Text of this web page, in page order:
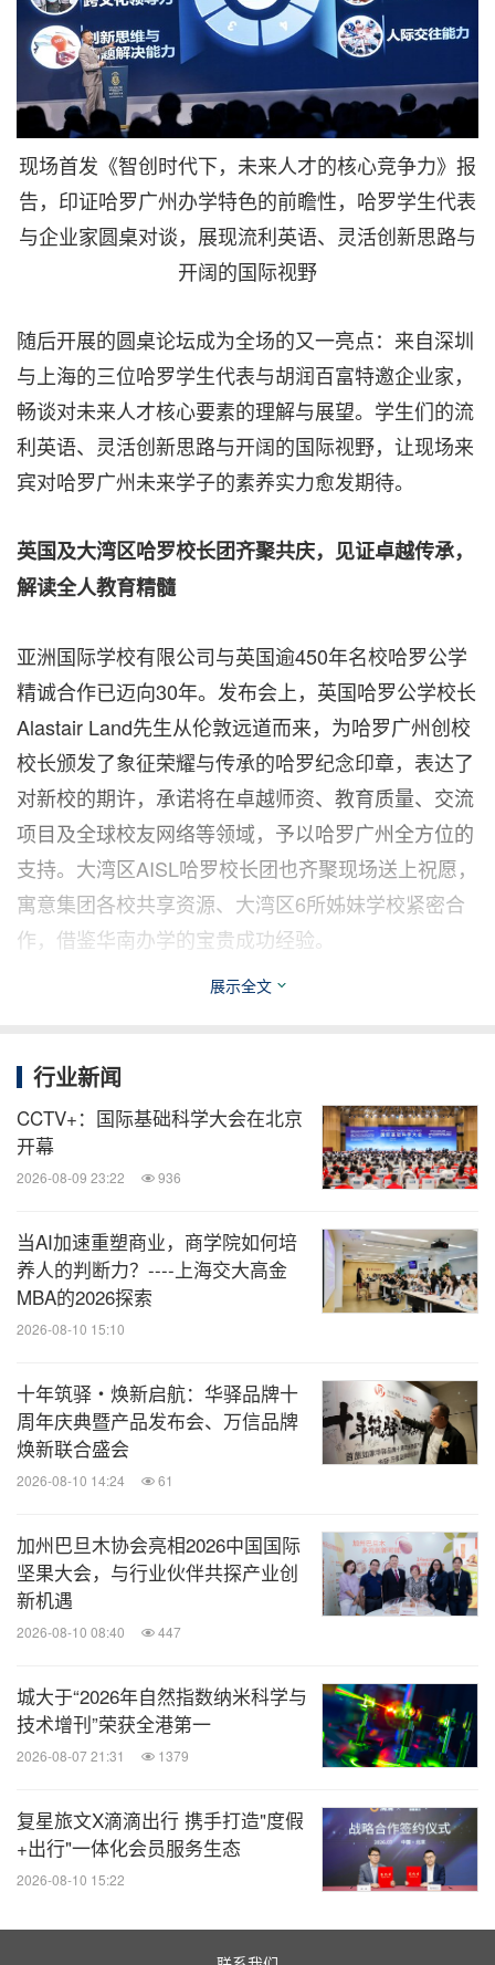
现场首发《智创时代下，未来人才的核心竞争力》报
告，印证哈罗广州办学特色的前瞻性，哈罗学生代表
与企业家圆桌对谈，展现流利英语、灵活创新思路与
开阔的国际视野
随后开展的圆桌论坛成为全场的又一亮点：来自深圳
与上海的三位哈罗学生代表与胡润百富特邀企业家，
畅谈对未来人才核心要素的理解与展望。学生们的流
利英语、灵活创新思路与开阔的国际视野，让现场来
宾对哈罗广州未来学子的素养实力愈发期待。
英国及大湾区哈罗校长团齐聚共庆，见证卓越传承，
解读全人教育精髓
亚洲国际学校有限公司与英国逾450年名校哈罗公学
精诚合作已迈向30年。发布会上，英国哈罗公学校长
Alastair Land先生从伦敦远道而来，为哈罗广州创校
校长颁发了象征荣耀与传承的哈罗纪念印章，表达了
对新校的期许，承诺将在卓越师资、教育质量、交流
项目及全球校友网络等领域，予以哈罗广州全方位的
支持。大湾区AISL哈罗校长团也齐聚现场送上祝愿，
寓意集团各校共享资源、大湾区6所姊妹学校紧密合
作，借鉴华南办学的宝贵成功经验。
英国及大湾区哈罗校长团齐聚共庆，见证卓越传承
得益于全球统一的哈罗教育标准、个性化升学助攻，
AISL集团历届毕业生佳绩斐然，多元发展，为哈罗广
实力。
展示全文
行业新闻
CCTV+：国际基础科学大会在北京
开幕
2026-08-09 23:22 936
当AI加速重塑商业，商学院如何培
养人的判断力？----上海交大高金
MBA的2026探索
2026-08-10 15:10
十年筑驿・焕新启航：华驿品牌十
周年庆典暨产品发布会、万信品牌
焕新联合盛会
2026-08-10 14:24 61
加州巴旦木协会亮相2026中国国际
坚果大会，与行业伙伴共探产业创
新机遇
2026-08-10 08:40 447
城大于“2026年自然指数纳米科学与
技术增刊”荣获全港第一
2026-08-07 21:31 1379
复星旅文X滴滴出行 携手打造"度假
+出行"一体化会员服务生态
2026-08-10 15:22